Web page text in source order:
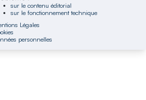
sur le contenu éditorial
sur le fonctionnement technique
Légales
personnelles